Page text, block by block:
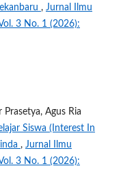
, Jurnal Ilmu
3 No. 1 (2026):
Agus Ria
Siswa (Interest In
, Jurnal Ilmu
3 No. 1 (2026):